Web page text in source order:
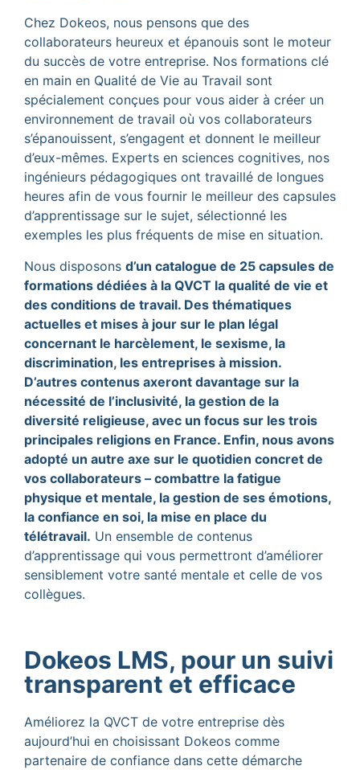
Chez Dokeos, nous pensons que des
collaborateurs heureux et épanouis sont le moteur
du succès de votre entreprise. Nos formations clé
en main en Qualité de Vie au Travail sont
spécialement conçues pour vous aider à créer un
environnement de travail où vos collaborateurs
s’épanouissent, s’engagent et donnent le meilleur
d’eux-mêmes. Experts en sciences cognitives, nos
ingénieurs pédagogiques ont travaillé de longues
heures afin de vous fournir le meilleur des capsules
d’apprentissage sur le sujet, sélectionné les
exemples les plus fréquents de mise en situation.
Nous disposons d’un catalogue de 25 capsules de
formations dédiées à la QVCT la qualité de vie et
des conditions de travail. Des thématiques
actuelles et mises à jour sur le plan légal
concernant le harcèlement, le sexisme, la
discrimination, les entreprises à mission.
D’autres contenus axeront davantage sur la
nécessité de l’inclusivité, la gestion de la
diversité religieuse, avec un focus sur les trois
principales religions en France. Enfin, nous avons
adopté un autre axe sur le quotidien concret de
vos collaborateurs – combattre la fatigue
physique et mentale, la gestion de ses émotions,
la confiance en soi, la mise en place du
télétravail. Un ensemble de contenus
d’apprentissage qui vous permettront d’améliorer
sensiblement votre santé mentale et celle de vos
collègues.
Dokeos LMS, pour un suivi
transparent et efficace
Améliorez la QVCT de votre entreprise dès
aujourd’hui en choisissant Dokeos comme
partenaire de confiance dans cette démarche